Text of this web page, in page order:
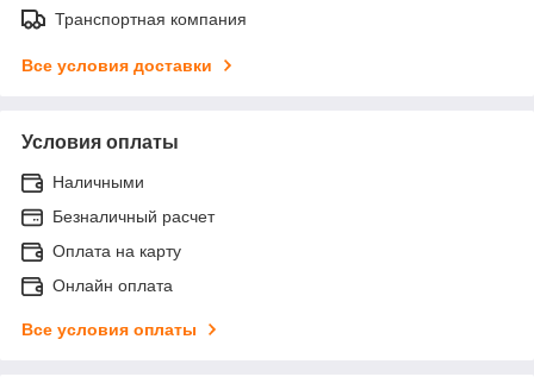
Транспортная компания
Все условия доставки
Условия оплаты
Наличными
Безналичный расчет
Оплата на карту
Онлайн оплата
Все условия оплаты